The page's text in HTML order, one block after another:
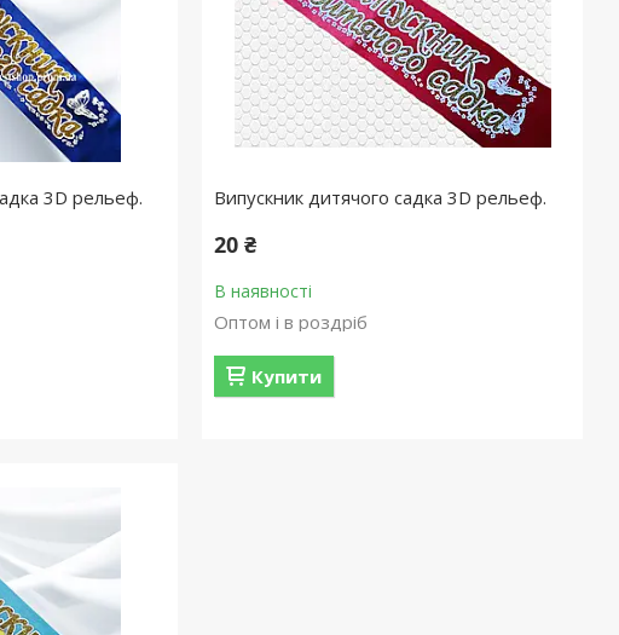
3D рельеф. Випускник дитячого садка 3D рельеф.
20 ₴
В наявності
Оптом і в роздріб
Купити